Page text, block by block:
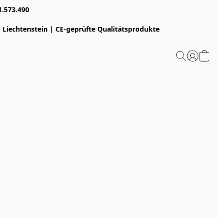
Liechtenstein | CE-geprüfte Qualitätsprodukte